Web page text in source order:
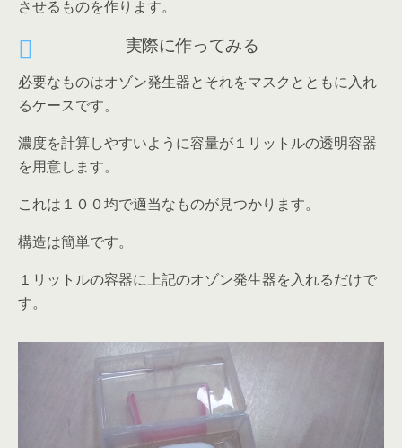
させるものを作ります。
実際に作ってみる
必要なものはオゾン発生器とそれをマスクとともに入れ
るケースです。
濃度を計算しやすいように容量が１リットルの透明容器
を用意します。
これは１００均で適当なものが見つかります。
構造は簡単です。
１リットルの容器に上記のオゾン発生器を入れるだけで
す。